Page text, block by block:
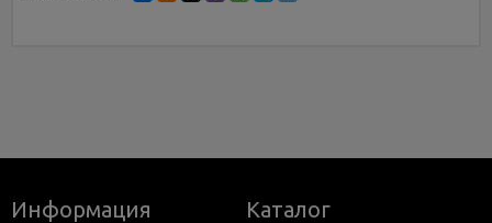
Информация Каталог